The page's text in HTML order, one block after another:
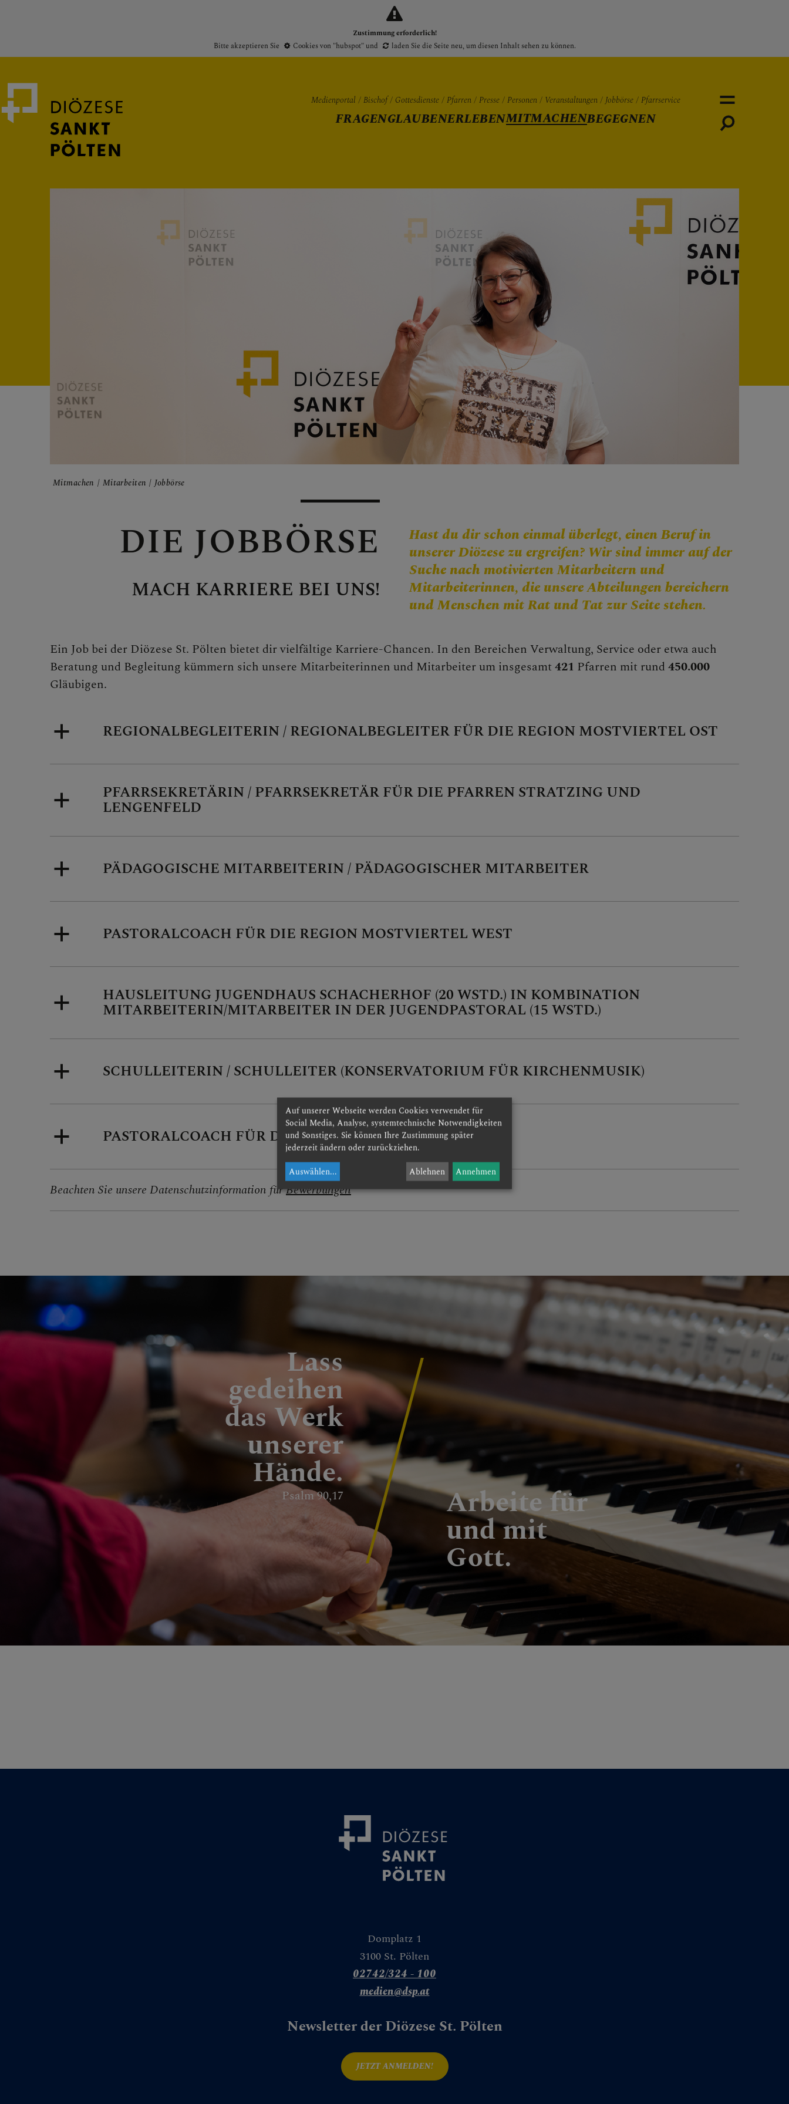
Zustimmung erforderlich!
Bitte akzeptieren Sie
Cookies von "hubspot"und laden Sie die Seite neu, um diesen Inhalt sehen zu können.
Veranstaltungen
GLAUBEN
ERLEBEN
MITMACHEN
Startklar
Mitarbeiten
PGR
Pastorale Berufe
Diakon werden
Ministranten
Jobbörse
Kirchenbeitrag
Schöpfung
BEGEGNEN
Medienportal Bischof Gottesdienste Pfarren Presse Personen Veranstaltungen Jobbörse Pfarrservice
FRAGENGLAUBENERLEBENMITMACHENBEGEGNEN
Mitmachen Mitarbeiten Jobbörse
DIE JOBBÖRSE
MACH KARRIERE BEI UNS!
Hast du dir schon einmal überlegt, einen Beruf in
unserer Diözese zu ergreifen? Wir sind immer auf der
Suche nach motivierten Mitarbeitern und
Mitarbeiterinnen, die unsere Abteilungen bereichern
und Menschen mit Rat und Tat zur Seite stehen.
Ein Job bei der Diözese St. Pölten bietet dir vielfältige Karriere-Chancen. In den Bereichen Verwaltung, Service oder etwa auch
Beratung und Begleitung kümmern sich unsere Mitarbeiterinnen und Mitarbeiter um insgesamt 421 Pfarren mit rund 450.000
Gläubigen.
REGIONALBEGLEITERIN / REGIONALBEGLEITER FÜR DIE REGION MOSTVIERTEL OST
PFARRSEKRETÄRIN / PFARRSEKRETÄR FÜR DIE PFARREN STRATZING UND
LENGENFELD
PÄDAGOGISCHE MITARBEITERIN / PÄDAGOGISCHER MITARBEITER
PASTORALCOACH FÜR DIE REGION MOSTVIERTEL WEST
HAUSLEITUNG JUGENDHAUS SCHACHERHOF (20 WSTD.) IN KOMBINATION
MITARBEITERIN/MITARBEITER IN DER JUGENDPASTORAL (15 WSTD.)
SCHULLEITERIN / SCHULLEITER (KONSERVATORIUM FÜR KIRCHENMUSIK)
PASTORALCOACH FÜR DIE REGION MOSTVIERTEL OST
Beachten Sie unsere Datenschutzinformation fürBewerbungen
Lass
gedeihen
das Werk
unserer
Hände.
Psalm 90,17 Arbeite für
und mit
Gott.
Domplatz 1
3100 St. Pölten
02742/324 - 100
medien@dsp.at
Newsletter der Diözese St. Pölten
JETZT ANMELDEN!
Auf unserer Webseite werden Cookies verwendet für
Social Media, Analyse, systemtechnische Notwendigkeiten
und Sonstiges. Sie können Ihre Zustimmung später
jederzeit ändern oder zurückziehen.
Auswählen... Ablehnen Annehmen